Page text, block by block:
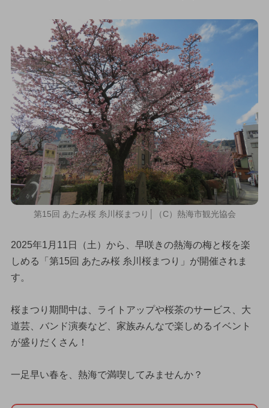
第15回 あたみ桜 糸川桜まつり│（C）熱海市観光協会
2025年1月11日（土）から、早咲きの熱海の梅と桜を楽
しめる「第15回 あたみ桜 糸川桜まつり」が開催されま
す。
桜まつり期間中は、ライトアップや桜茶のサービス、大
道芸、バンド演奏など、家族みんなで楽しめるイベント
が盛りだくさん！
一足早い春を、熱海で満喫してみませんか？